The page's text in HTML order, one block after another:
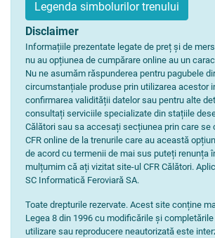
Legenda simbolurilor trenului
Disclaimer
Informațiile prezentate legate de preț și de
nu au opțiunea de cumpărare online au un
Nu ne asumăm răspunderea pentru pagubele
circumstanțiale produse prin utilizarea acestor
confirmarea validității datelor sau pentru alte
consultați serviciile specializate din stațiile
Călători sau sa accesați secțiunea prin care se
CFR online de la trenurile care au această
de acord cu termenii de mai sus puteți renunța
mulțumim că ați vizitat site-ul CFR Călători.
SC Informatică Feroviară SA.
Toate drepturile rezervate. Acest site conține
Legea 8 din 1996 cu modificările și
utilizare sau reproducere neautorizată este